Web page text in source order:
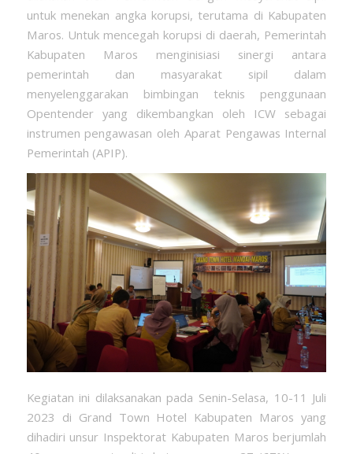
untuk menekan angka korupsi, terutama di Kabupaten
Maros. Untuk mencegah korupsi di daerah, Pemerintah
Kabupaten Maros menginisiasi sinergi antara
pemerintah dan masyarakat sipil dalam
menyelenggarakan bimbingan teknis penggunaan
Opentender yang dikembangkan oleh ICW sebagai
instrumen pengawasan oleh Aparat Pengawas Internal
Pemerintah (APIP).
Kegiatan ini dilaksanakan pada Senin-Selasa, 10-11 Juli
2023 di Grand Town Hotel Kabupaten Maros yang
dihadiri unsur Inspektorat Kabupaten Maros berjumlah